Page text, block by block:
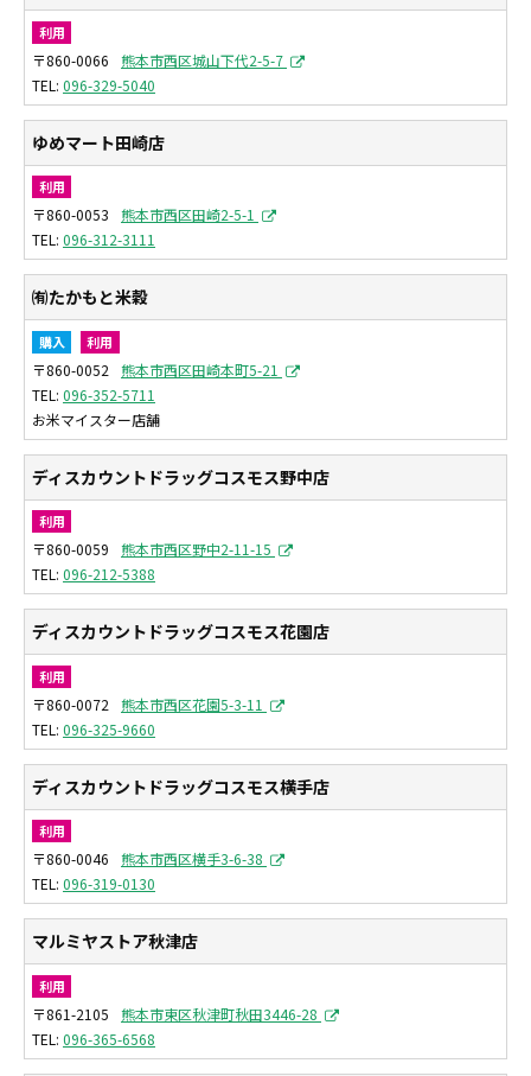
利用
〒860-0066
熊本市西区城山下代2-5-7
096-329-5040
ゆめマート田崎店
利用
〒860-0053
熊本市西区田崎2-5-1
096-312-3111
㈲たかもと米穀
購入 利用
〒860-0052
熊本市西区田崎本町5-21
096-352-5711
お米マイスター店舗
ディスカウントドラッグコスモス野中店
利用
〒860-0059
熊本市西区野中2-11-15
096-212-5388
ディスカウントドラッグコスモス花園店
利用
〒860-0072
熊本市西区花園5-3-11
096-325-9660
ディスカウントドラッグコスモス横手店
利用
〒860-0046
熊本市西区横手3-6-38
096-319-0130
マルミヤストア秋津店
利用
〒861-2105
熊本市東区秋津町秋田3446-28
096-365-6568